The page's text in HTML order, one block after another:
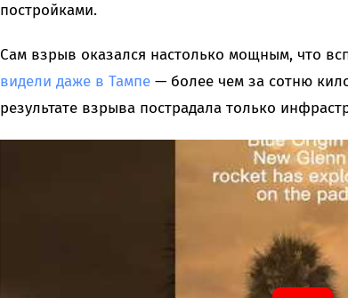
постройками.
Сам взрыв оказался настолько мощным, что
видели даже в Тампе— более чем за сотню
результате взрыва пострадала только